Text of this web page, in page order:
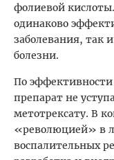
фолиевой
одинаково
заболевания, так
болезни.
По
препарат не
метотрексату. В
«революцией» в
воспалительных